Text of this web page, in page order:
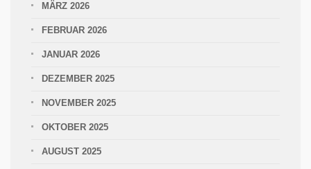
MÄRZ 2026
FEBRUAR 2026
JANUAR 2026
DEZEMBER 2025
NOVEMBER 2025
OKTOBER 2025
AUGUST 2025